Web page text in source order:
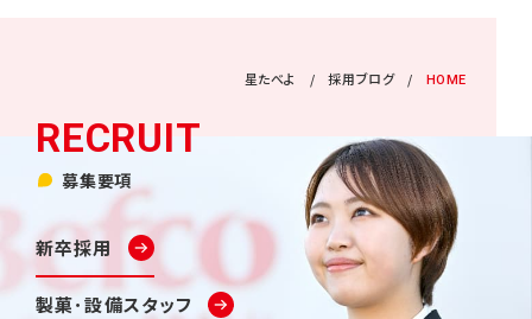
星たべよ 採用ブログ HOME
募集要項
新卒採用
製菓･設備スタッフ